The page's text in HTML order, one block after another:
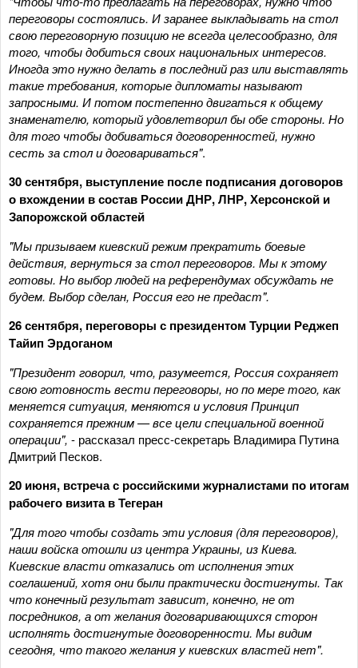
переговоры состоялись. И заранее выкладывать на стол
свою переговорную позицию не всегда целесообразно, для
того, чтобы добиться своих национальных интересов.
Иногда это нужно делать в последний раз или выставлять
такие требования, которые дипломаты называют
запросными. И потом постепенно двигаться к общему
знаменателю, который удовлетворил бы обе стороны. Но
для того чтобы добиваться договоренностей, нужно
сесть за стол и договариваться".
30 сентября, выступление после подписания договоров
о вхождении в состав России ДНР, ЛНР, Херсонской и
Запорожской областей
"Мы призываем киевский режим прекратить боевые
действия, вернуться за стол переговоров. Мы к этому
готовы. Но выбор людей на референдумах обсуждать не
будем. Выбор сделан, Россия его не предаст".
26 сентября, переговоры с президентом Турции Реджеп
Тайип Эрдоганом
"Президент говорил, что, разумеется, Россия сохраняет
свою готовность вести переговоры, но по мере того, как
меняется ситуация, меняются и условия Принцип
сохраняется прежним — все цели специальной военной
операции", - рассказал пресс-секретарь Владимира Путина
Дмитрий Песков.
20 июня, встреча с российскими журналистами по итогам
рабочего визита в Тегеран
"Для того чтобы создать эти условия (для переговоров),
наши войска отошли из центра Украины, из Киева.
Киевские власти отказались от исполнения этих
соглашений, хотя они были практически достигнуты. Так
что конечный результат зависит, конечно, не от
посредников, а от желания договаривающихся сторон
исполнять достигнутые договоренности. Мы видим
сегодня, что такого желания у киевских властей нет".